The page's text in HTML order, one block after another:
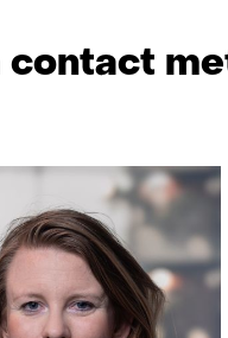
contact
navigatie
over
(Neem
contact
met
ons